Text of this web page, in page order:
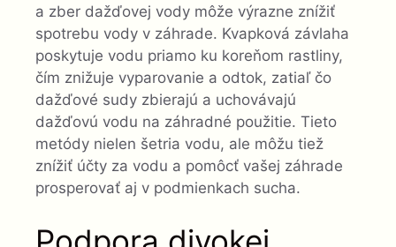
a zber dažďovej vody môže výrazne znížiť
spotrebu vody v záhrade. Kvapková závlaha
poskytuje vodu priamo ku koreňom rastliny,
čím znižuje vyparovanie a odtok, zatiaľ čo
dažďové sudy zbierajú a uchovávajú
dažďovú vodu na záhradné použitie. Tieto
metódy nielen šetria vodu, ale môžu tiež
znížiť účty za vodu a pomôcť vašej záhrade
prosperovať aj v podmienkach sucha.